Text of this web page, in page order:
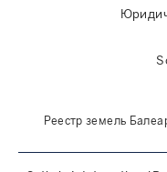
Реестр земель